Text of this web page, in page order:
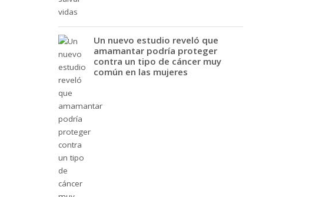
Un nuevo estudio reveló que
amamantar podría proteger
contra un tipo de cáncer muy
común en las mujeres